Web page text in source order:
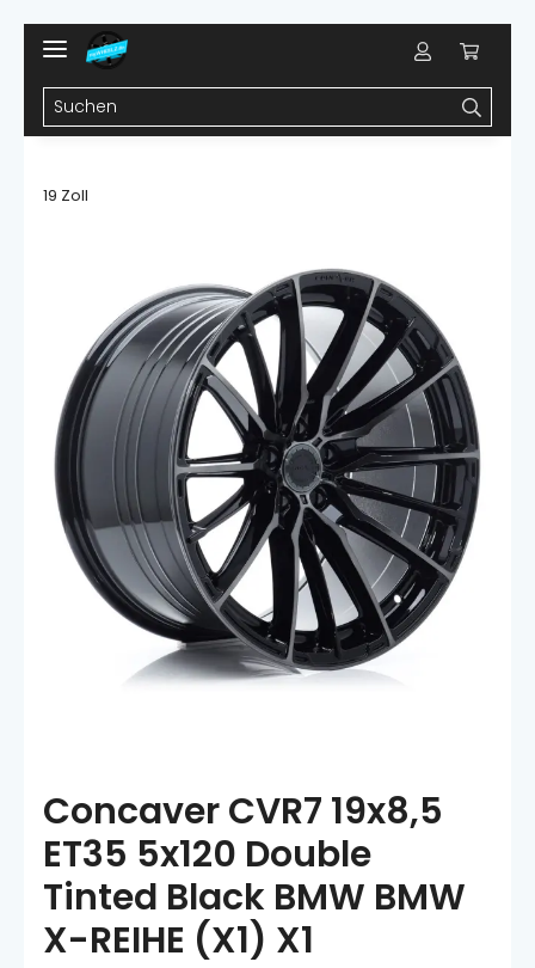
19 Zoll
Concaver CVR7 19x8,5
ET35 5x120 Double
Tinted Black BMW BMW
X-REIHE (X1) X1